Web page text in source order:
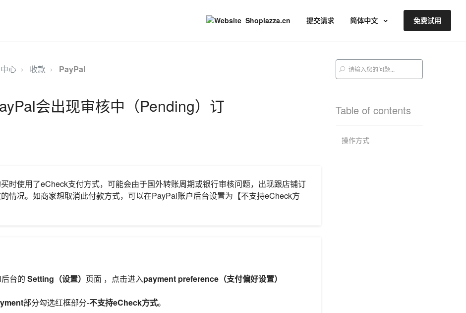
Shoplazza.cn 提交请求 简体中文 免费试用
心 收款 PayPal
会出现审核中（Pending）订
时使用了eCheck支付方式，可能会由于国外转账周期或银行审核问题，出现跟店铺订
情况。如商家想取消此付款方式，可以在PayPal账户后台设置为【不支持eCheck方
台的 Setting（设置） 页面 ，点击进入payment preference（支付偏好设置）
部分勾选红框部分-不支持eCheck方式。
Table of contents
操作方式